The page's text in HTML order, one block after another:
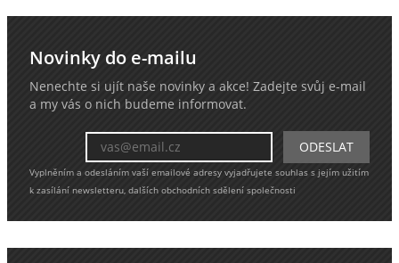
Novinky do e-mailu
Nenechte si ujít naše novinky a akce! Zadejte svůj e-mail
a my vás o nich budeme informovat.
Vyplněním a odesláním vaší emailové adresy vyjadřujete souhlas s jejím užitím
k zasílání newsletteru, dalších obchodních sdělení společnosti